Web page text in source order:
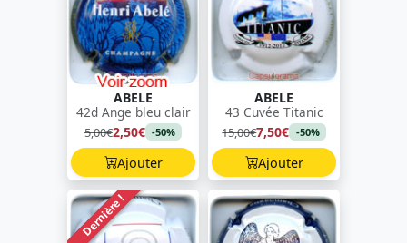
ABELE
42d Ange bleu clair
5,00€2,50€ -50%
Ajouter
ABELE
43 Cuvée Titanic
15,00€7,50€ -50%
Ajouter
Dernière !